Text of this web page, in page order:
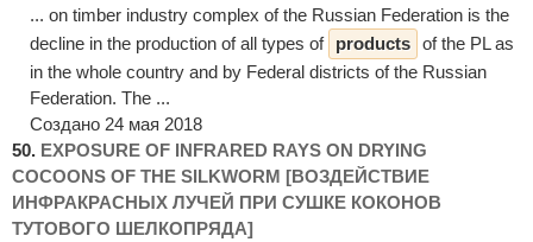
... on timber industry complex of the Russian Federation is the
decline in the production of all types of products of the PL as
in the whole country and by Federal districts of the Russian
Federation. The ...
Создано 24 мая 2018
50. EXPOSURE OF INFRARED RAYS ON DRYING
COCOONS OF THE SILKWORM [ВОЗДЕЙСТВИЕ
ИНФРАКРАСНЫХ ЛУЧЕЙ ПРИ СУШКЕ КОКОНОВ
ТУТОВОГО ШЕЛКОПРЯДА]